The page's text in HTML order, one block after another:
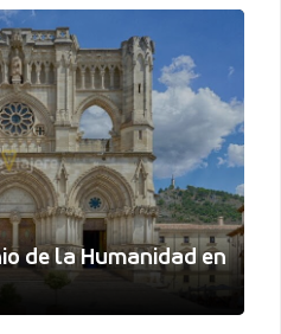
de la Humanidad en